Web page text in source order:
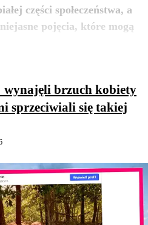
części społeczeństwa, a
pojęcia, które mogą
zobacz więcej
brzuch kobiety
sprzeciwiali się takiej